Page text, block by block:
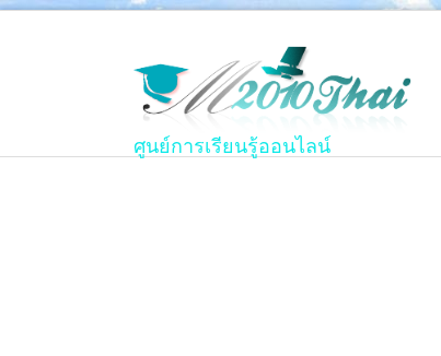
ศูนย์การเรียนรู้ออนไลน์